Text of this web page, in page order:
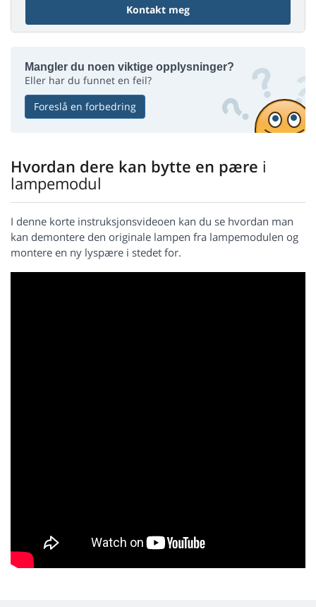
Kontakt meg
Mangler du noen viktige opplysninger?
Eller har du funnet en feil?
Foreslå en forbedring
Hvordan dere kan bytte en pære i
lampemodul
I denne korte instruksjonsvideoen kan du se hvordan man
kan demontere den originale lampen fra lampemodulen og
montere en ny lyspære i stedet for.